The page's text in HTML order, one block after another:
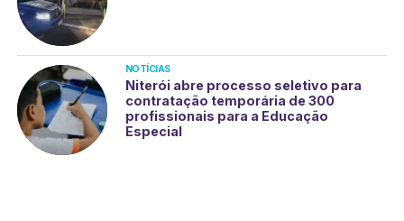
NOTÍCIAS
Niterói abre processo seletivo para
contratação temporária de 300
profissionais para a Educação
Especial